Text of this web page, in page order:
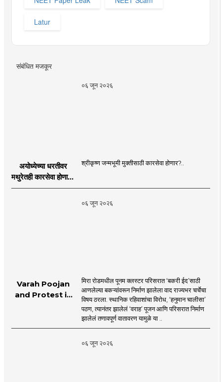
Latur
संबंधित मजकूर
०६ जून २०२६
अयोध्येच्या धरतीवर
मथुरेतही कारसेवा होणार?
| Shri Krishna
श्रीकृष्ण जन्मभूमी मुक्तीसाठी कारसेवा होणार?..
०६ जून २०२६
Varah Poojan
and Protest in
Mira Road
मिरा रोडमधील पूनम क्लस्टर परिसरात ‘बकरी ईद’साठी
आणलेल्या बकऱ्यांवरून निर्माण झालेला वाद राज्यभर चर्चेचा
विषय ठरला. स्थानिक रहिवाशांचा विरोध, ‘हनुमान चालीसा’
पठण, त्यानंतर झालेलं ‘वराह’ पूजन आणि परिसरात निर्माण
झालेलं तणावपूर्ण वातावरण यामुळे या ..
०६ जून २०२६